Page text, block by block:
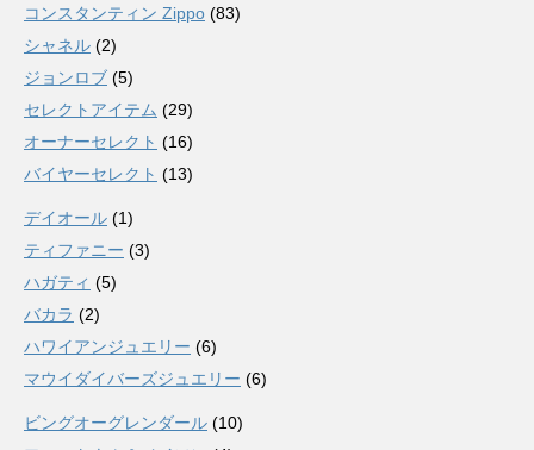
コンスタンティン Zippo (83)
シャネル (2)
ジョンロブ (5)
セレクトアイテム (29)
オーナーセレクト (16)
バイヤーセレクト (13)
デイオール (1)
ティファニー (3)
ハガティ (5)
バカラ (2)
ハワイアンジュエリー (6)
マウイダイバーズジュエリー (6)
ビングオーグレンダール (10)